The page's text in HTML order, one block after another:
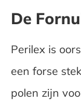
De
Perilex is
een forse
polen zijn